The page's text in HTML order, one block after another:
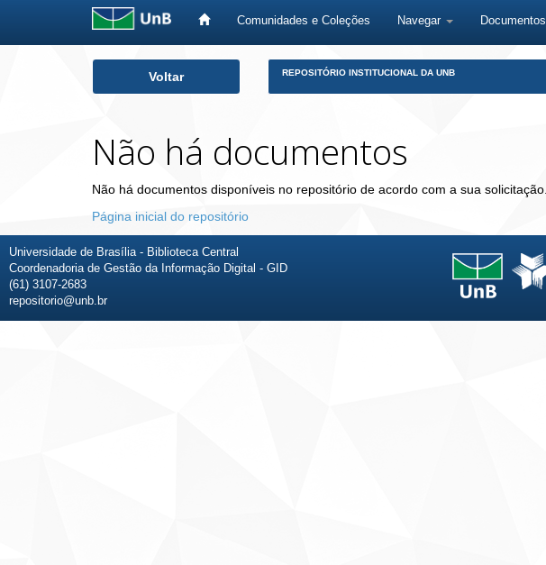
Comunidades e Coleções Navegar Documentos
Voltar REPOSITÓRIO INSTITUCIONAL DA UNB
Não há documentos
Não há documentos disponíveis no repositório de acordo com a sua solicitação.
Página inicial do repositório
Universidade de Brasília - Biblioteca Central
Coordenadoria de Gestão da Informação Digital - GID
(61) 3107-2683
repositorio@unb.br